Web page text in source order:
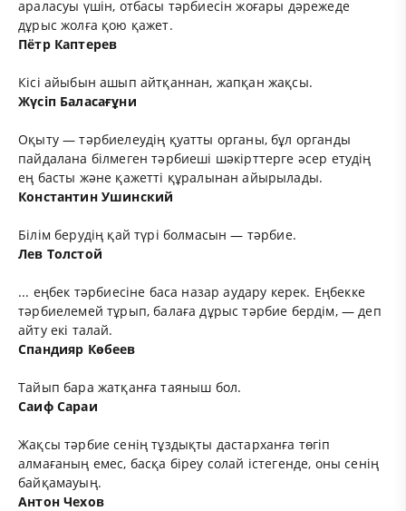
араласуы үшін, отбасы тәрбиесін жоғары дәрежеде
дұрыс жолға қою қажет.
Пётр Каптерев
Кісі айыбын ашып айтқаннан, жапқан жақсы.
Жүсіп Баласағұни
Оқыту — тәрбиелеудің қуатты органы, бұл органды
пайдалана білмеген тәрбиеші шәкірттерге әсер етудің
ең басты және қажетті құралынан айырылады.
Константин Ушинский
Білім берудің қай түрі болмасын — тәрбие.
Лев Толстой
... еңбек тәрбиесіне баса назар аудару керек. Еңбекке
тәрбиелемей тұрып, балаға дұрыс тәрбие бердім, — деп
айту екі талай.
Спандияр Көбеев
Тайып бара жатқанға таяныш бол.
Саиф Сараи
Жақсы тәрбие сенің тұздықты дастарханға төгіп
алмағаның емес, басқа біреу солай істегенде, оны сенің
байқамауың.
Антон Чехов